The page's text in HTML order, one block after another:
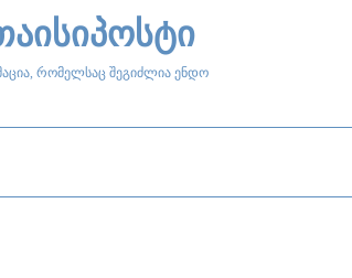
რომელსაც შეგიძლია ენდო